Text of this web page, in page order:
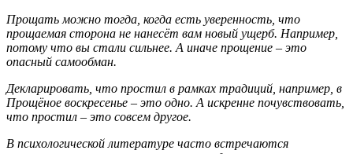
Прощать можно тогда, когда есть уверенность, что
прощаемая сторона не нанесёт вам новый ущерб. Например,
потому что вы стали сильнее. А иначе прощение – это
опасный самообман.
Декларировать, что простил в рамках традиций, например, в
Прощёное воскресенье – это одно. А искренне почувствовать,
что простил – это совсем другое.
В психологической литературе часто встречаются